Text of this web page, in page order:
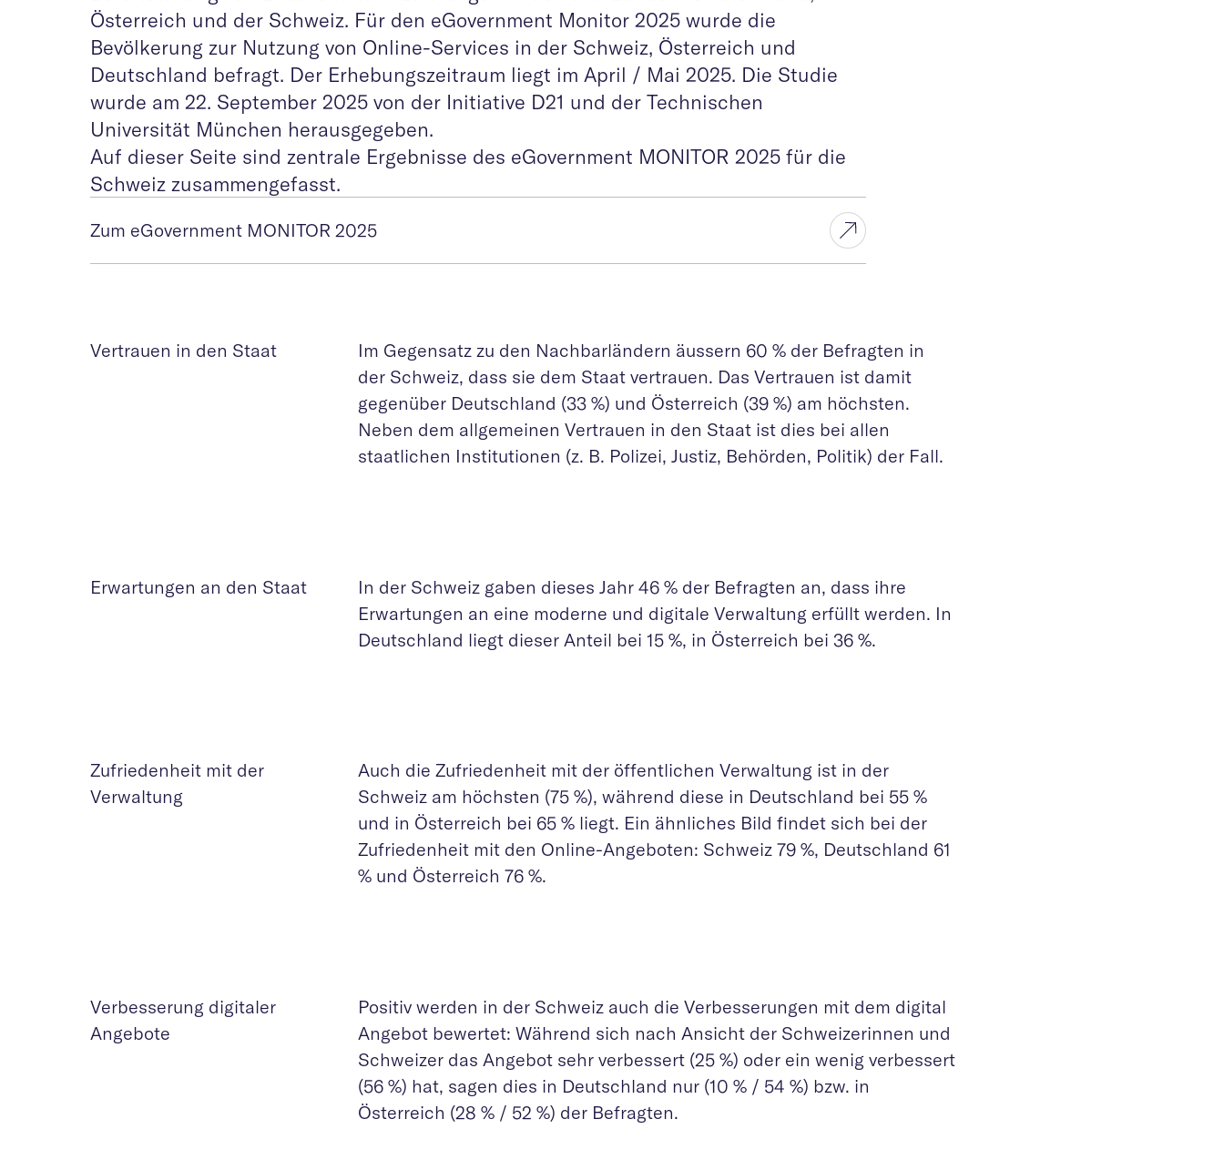
Österreich und der Schweiz. Für den eGovernment Monitor 2025 wurde die
Bevölkerung zur Nutzung von Online-Services in der Schweiz, Österreich und
Deutschland befragt. Der Erhebungszeitraum liegt im April / Mai 2025. Die Studie
wurde am 22. September 2025 von der Initiative D21 und der Technischen
Universität München herausgegeben.
Auf dieser Seite sind zentrale Ergebnisse des eGovernment MONITOR 2025 für die
Schweiz zusammengefasst.
Zum eGovernment MONITOR 2025
Vertrauen in den Staat
Im Gegensatz zu den Nachbarländern äussern 60 % der Befragten in
der Schweiz, dass sie dem Staat vertrauen. Das Vertrauen ist damit
gegenüber Deutschland (33 %) und Österreich (39 %) am höchsten.
Neben dem allgemeinen Vertrauen in den Staat ist dies bei allen
staatlichen Institutionen (z. B. Polizei, Justiz, Behörden, Politik) der Fall.
Erwartungen an den Staat
In der Schweiz gaben dieses Jahr 46 % der Befragten an, dass ihre
Erwartungen an eine moderne und digitale Verwaltung erfüllt werden. In
Deutschland liegt dieser Anteil bei 15 %, in Österreich bei 36 %.
Zufriedenheit mit der
Verwaltung
Auch die Zufriedenheit mit der öffentlichen Verwaltung ist in der
Schweiz am höchsten (75 %), während diese in Deutschland bei 55 %
und in Österreich bei 65 % liegt. Ein ähnliches Bild findet sich bei der
Zufriedenheit mit den Online-Angeboten: Schweiz 79 %, Deutschland 61
% und Österreich 76 %.
Verbesserung digitaler
Angebote
Positiv werden in der Schweiz auch die Verbesserungen mit dem digital
Angebot bewertet: Während sich nach Ansicht der Schweizerinnen und
Schweizer das Angebot sehr verbessert (25 %) oder ein wenig verbessert
(56 %) hat, sagen dies in Deutschland nur (10 % / 54 %) bzw. in
Österreich (28 % / 52 %) der Befragten.